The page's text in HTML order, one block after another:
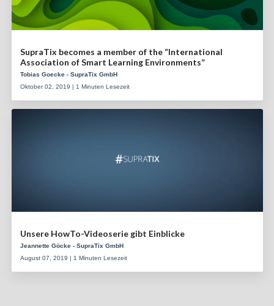
SupraTix becomes a member of the “International
Association of Smart Learning Environments”
Tobias Goecke - SupraTix GmbH
Oktober 02, 2019 | 1 Minuten Lesezeit
Unsere HowTo-Videoserie gibt Einblicke
Jeannette Göcke - SupraTix GmbH
August 07, 2019 | 1 Minuten Lesezeit